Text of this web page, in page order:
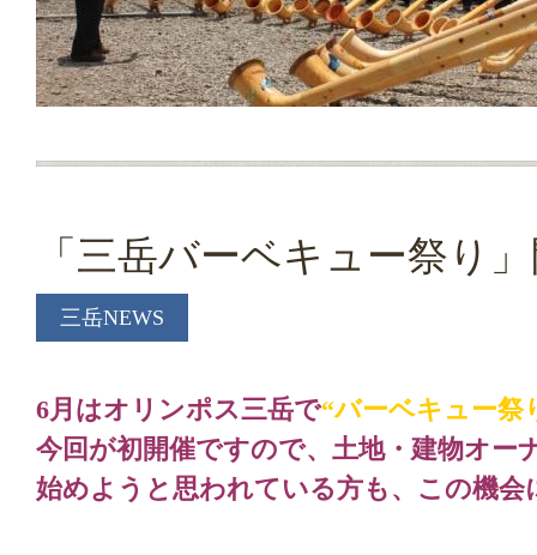
「三岳バーベキュー祭り
三岳NEWS
6月はオリンポス三岳で“バーベキュー祭
今回が初開催ですので、土地・建物オー
始めようと思われている方も、この機会